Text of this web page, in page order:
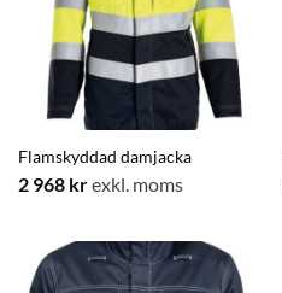
Flamskyddad damjacka
2 968 krexkl. moms